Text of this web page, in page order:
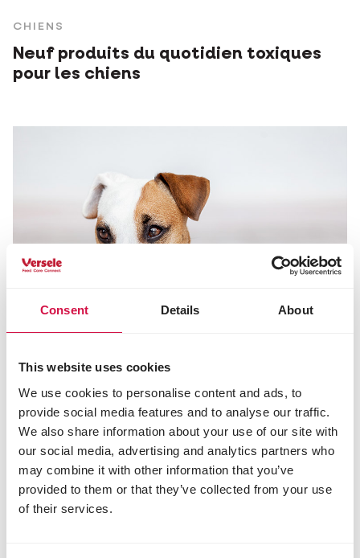
Consent Details About
This website uses cookies
We use cookies to personalise content and ads, to
provide social media features and to analyse our traffic.
We also share information about your use of our site with
our social media, advertising and analytics partners who
may combine it with other information that you’ve
provided to them or that they’ve collected from your use
of their services.
CHIENS
Neuf produits du quotidien toxiques
pour les chiens
CHIENS
Comment choisir la nourriture pour